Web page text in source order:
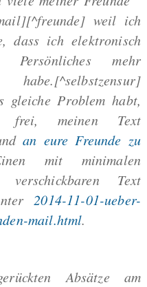
weil ich
dass ich elektronisch
mehr
habe.[^selbstzensur]
gleiche Problem habt,
frei, meinen Text
an eure Freunde zu
mit minimalen
verschickbaren Text
2014-11-01-ueber-
mail.html.
Absätze am